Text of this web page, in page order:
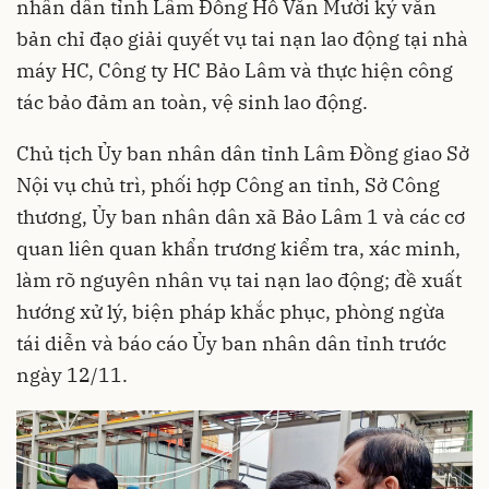
nhân dân tỉnh Lâm Đồng Hồ Văn Mười ký văn
bản chỉ đạo giải quyết vụtai nạn lao độngtại nhà
máy HC, Công ty HC Bảo Lâm và thực hiện công
tác bảo đảm an toàn, vệ sinh lao động.
Chủ tịch Ủy ban nhân dân tỉnh Lâm Đồng giao Sở
Nội vụ chủ trì, phối hợp Công an tỉnh, Sở Công
thương, Ủy ban nhân dân xã Bảo Lâm 1 và các cơ
quan liên quan khẩn trương kiểm tra, xác minh,
làm rõ nguyên nhân vụ tai nạn lao động; đề xuất
hướng xử lý, biện pháp khắc phục, phòng ngừa
tái diễn và báo cáo Ủy ban nhân dân tỉnh trước
ngày 12/11.